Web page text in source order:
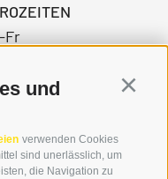
und
verwenden Cookies
sind unerlässlich, um
die Navigation zu
Fr
– 17:00 Uhr